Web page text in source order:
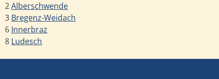
2Alberschwende
3 Bregenz-Weidach
6 Innerbraz
8 Ludesch